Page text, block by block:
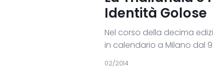
Identità Golose
Nel corso della decima
in calendario a Milano dal 9
02/2014